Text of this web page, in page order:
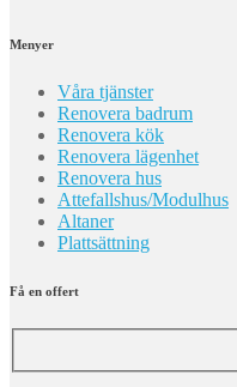
Menyer
Våra tjänster
Renovera badrum
Renovera kök
Renovera lägenhet
Renovera hus
Attefallshus/Modulhus
Altaner
Plattsättning
Få en offert